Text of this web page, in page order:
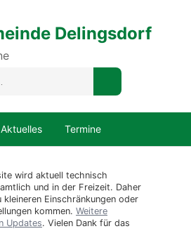
Delingsdorf
Aktuelles Termine
wird aktuell technisch
und in der Freizeit. Daher
kleineren Einschränkungen oder
kommen. Weitere
Updates. Vielen Dank für das